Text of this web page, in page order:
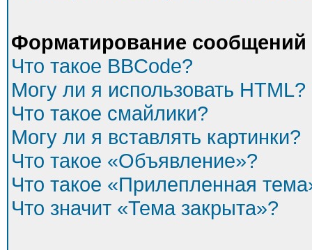
Форматирование
Что такое BBCode?
Могу ли я использовать HTML?
Что такое смайлики?
Могу ли я вставлять картинки?
Что такое «Объявление»?
Что такое «Прилепленная
Что значит «Тема закрыта»?